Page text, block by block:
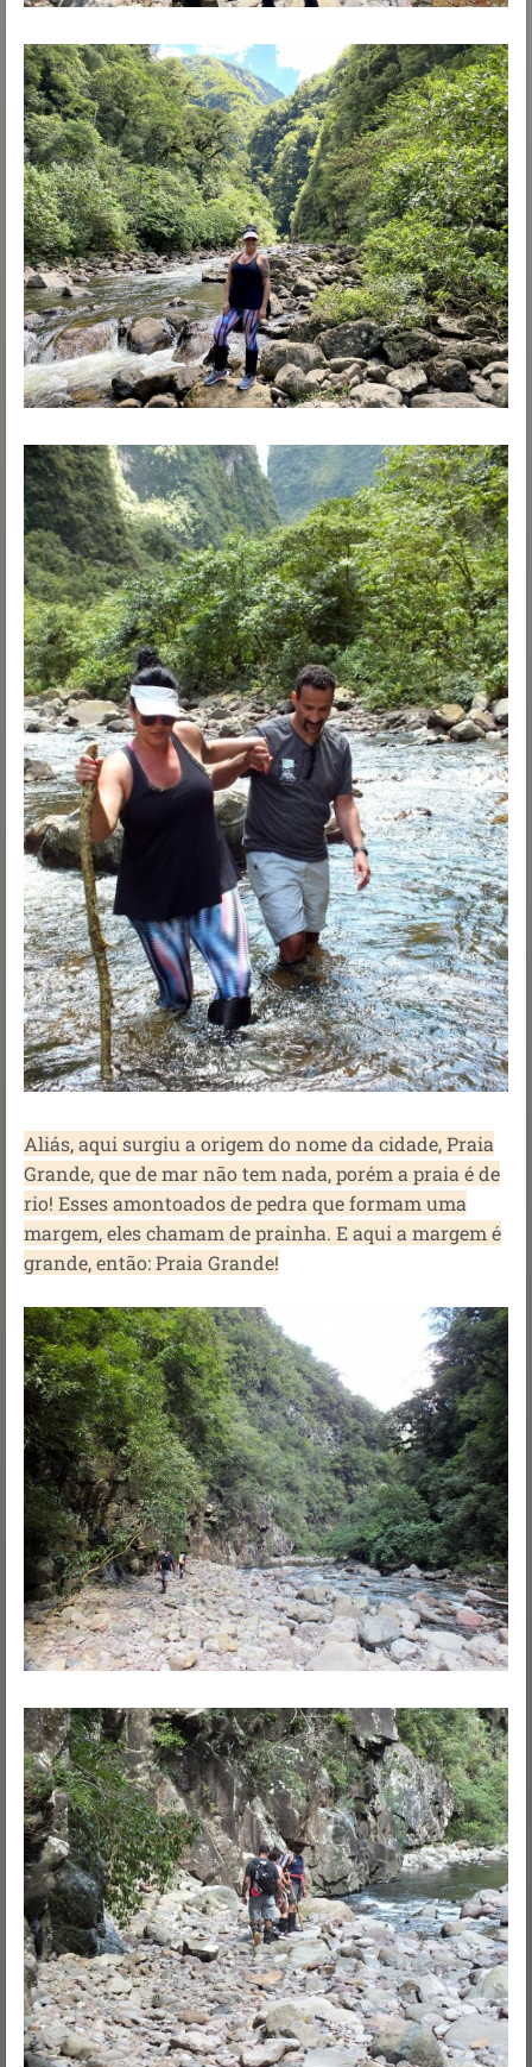
Aliás, aqui surgiu a origem do nome da cidade, Praia
Grande, que de mar não tem nada, porém a praia é de
rio! Esses amontoados de pedra que formam uma
margem, eles chamam de prainha. E aqui a margem é
grande, então: Praia Grande!